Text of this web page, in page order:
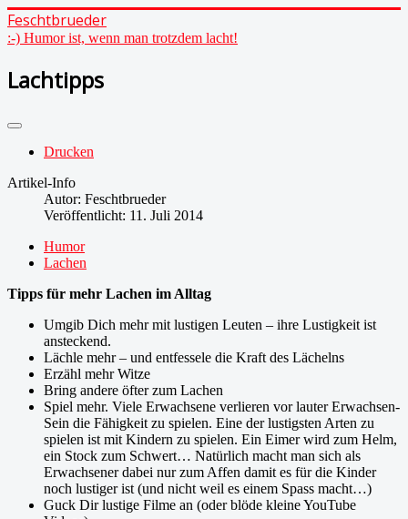
Feschtbrueder
:-) Humor ist, wenn man trotzdem lacht!
Lachtipps
Drucken
Artikel-Info
Autor: Feschtbrueder
Veröffentlicht: 11. Juli 2014
Humor
Lachen
Tipps für mehr Lachen im Alltag
Umgib Dich mehr mit lustigen Leuten – ihre Lustigkeit ist
ansteckend.
Lächle mehr – und entfessele die Kraft des Lächelns
Erzähl mehr Witze
Bring andere öfter zum Lachen
Spiel mehr. Viele Erwachsene verlieren vor lauter Erwachsen-
Sein die Fähigkeit zu spielen. Eine der lustigsten Arten zu
spielen ist mit Kindern zu spielen. Ein Eimer wird zum Helm,
ein Stock zum Schwert… Natürlich macht man sich als
Erwachsener dabei nur zum Affen damit es für die Kinder
noch lustiger ist (und nicht weil es einem Spass macht…)
Guck Dir lustige Filme an (oder blöde kleine YouTube